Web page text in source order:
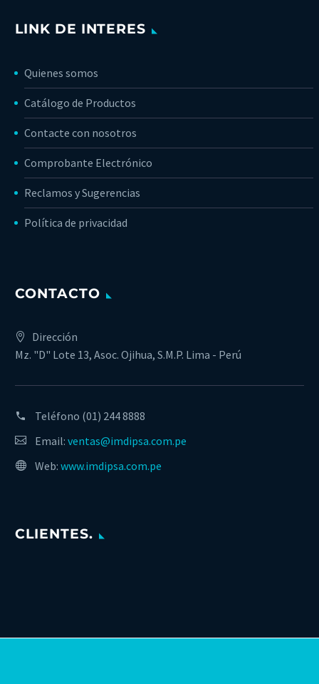
LINK DE INTERES
Quienes somos
Catálogo de Productos
Contacte con nosotros
Comprobante Electrónico
Reclamos y Sugerencias
Política de privacidad
CONTACTO
Dirección
Mz. "D" Lote 13, Asoc. Ojihua, S.M.P. Lima - Perú
Teléfono (01) 244 8888
Email: ventas@imdipsa.com.pe
Web: www.imdipsa.com.pe
CLIENTES.